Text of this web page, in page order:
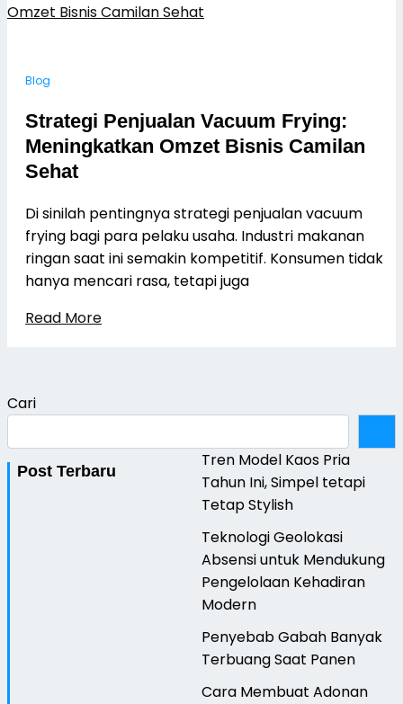
Blog
Strategi Penjualan Vacuum Frying:
Meningkatkan Omzet Bisnis Camilan
Sehat
Di sinilah pentingnya strategi penjualan vacuum
frying bagi para pelaku usaha. Industri makanan
ringan saat ini semakin kompetitif. Konsumen tidak
hanya mencari rasa, tetapi juga
Read More
Cari
Post Terbaru
Tren Model Kaos Pria
Tahun Ini, Simpel tetapi
Tetap Stylish
Teknologi Geolokasi
Absensi untuk Mendukung
Pengelolaan Kehadiran
Modern
Penyebab Gabah Banyak
Terbuang Saat Panen
Cara Membuat Adonan